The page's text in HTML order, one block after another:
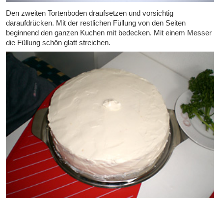
Den zweiten Tortenboden draufsetzen und vorsichtig
daraufdrücken. Mit der restlichen Füllung von den Seiten
beginnend den ganzen Kuchen mit bedecken. Mit einem Messer
die Füllung schön glatt streichen.